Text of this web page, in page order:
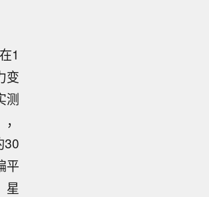
1
变
测
30
平
星